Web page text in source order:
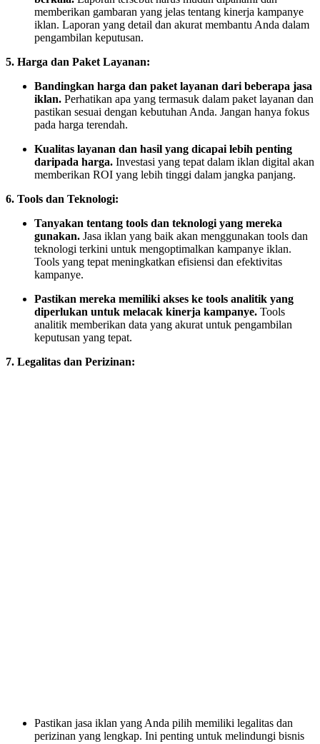
memberikan gambaran yang jelas tentang kinerja kampanye
iklan. Laporan yang detail dan akurat membantu Anda dalam
pengambilan keputusan.
5. Harga dan Paket Layanan:
Bandingkan harga dan paket layanan dari beberapa jasa
iklan. Perhatikan apa yang termasuk dalam paket layanan dan
pastikan sesuai dengan kebutuhan Anda. Jangan hanya fokus
pada harga terendah.
Kualitas layanan dan hasil yang dicapai lebih penting
daripada harga. Investasi yang tepat dalam iklan digital akan
memberikan ROI yang lebih tinggi dalam jangka panjang.
6. Tools dan Teknologi:
Tanyakan tentang tools dan teknologi yang mereka
gunakan. Jasa iklan yang baik akan menggunakan tools dan
teknologi terkini untuk mengoptimalkan kampanye iklan.
Tools yang tepat meningkatkan efisiensi dan efektivitas
kampanye.
Pastikan mereka memiliki akses ke tools analitik yang
diperlukan untuk melacak kinerja kampanye. Tools
analitik memberikan data yang akurat untuk pengambilan
keputusan yang tepat.
7. Legalitas dan Perizinan:
Pastikan jasa iklan yang Anda pilih memiliki legalitas dan
perizinan yang lengkap. Ini penting untuk melindungi bisnis